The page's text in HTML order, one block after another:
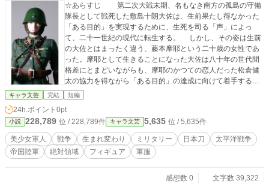
☆あらすじ 第二次大戦末期、名もなき南方の孤島の守備
隊長として戦死した敷島十朗大佐は、生前果たし得なかった
「ある目的」を実現するために、生死を司る「声」によっ
て、二十一世紀の現代に転生する。 しかし、その姿は生前
の大佐とはまったく違う、藤本摩耶という二十歳の女性であ
った。摩耶として生きることになった大佐は八十年の世代間
格差にとまどいながらも、摩耶のかつての恋人だった松倉健
太の協力を得ながら「ある目的」の達成に向けて着手する。
大佐が後世に生まれ変わってまでも切望していたもの……
った。 ☆作者コメント 私は模型作りが趣味で、おもに第二
次大戦当時の戦車や艦船の他、甲冑武者などのヒストリカル
フィギュアを作っています。 このたび１／６スケールのレ
ジンキットを改造して旧日本陸軍将校の女性バージョンを製
作したのですが、完成した作品を展示会に出す際の説明文を
語めいたものができていました。思い返してみると自分で作
キャラ文芸 完結 短編
24h.ポイント 0pt
小説 228,789 位 / 228,789件 キャラ文芸 5,635 位 / 5,635件
美少女軍人 戦争 生まれ変わり ミリタリー 日本刀
太平洋戦争
帝国陸軍
絶対領域 フィギュア 軍服
感想数 0
文字数 39,322